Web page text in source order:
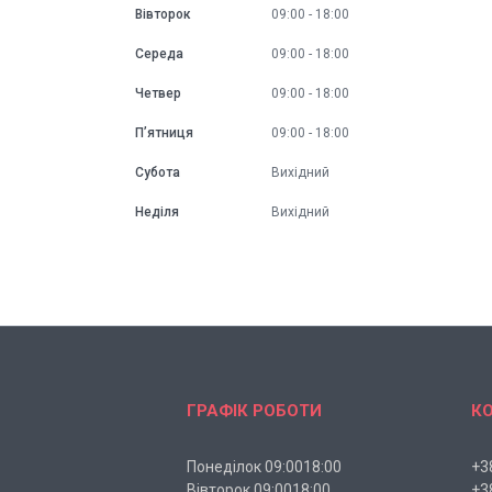
Вівторок 09:00 18:00
Середа 09:00 18:00
Четвер 09:00 18:00
Пʼятниця 09:00 18:00
Субота Вихідний
Неділя Вихідний
ГРАФІК РОБОТИ
Понеділок 09:0018:00